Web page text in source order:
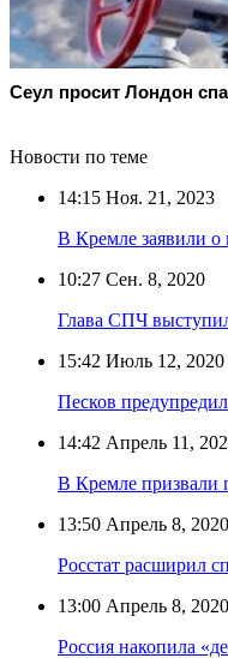
Сеул просит Лондон
Новости по теме
14:15 Ноя. 21, 2023
В Кремле заявили
10:27 Сен. 8, 2020
Глава СПЧ
15:42 Июль 12, 2020
Песков
14:42 Апрель 11,
В Кремле призвали
13:50 Апрель 8, 2020
Росстат расширил
13:00 Апрель 8, 2020
Россия накопила